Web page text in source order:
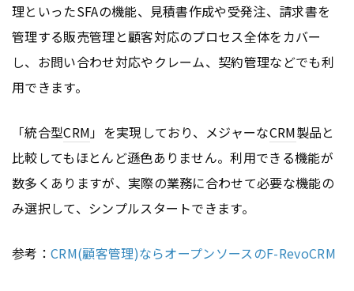
理といったSFAの機能、見積書作成や受発注、請求書を
管理する販売管理と顧客対応のプロセス全体をカバー
し、お問い合わせ対応やクレーム、契約管理などでも利
用できます。
「統合型CRM 」を実現しており、メジャーなCRM製品と
比較してもほとんど遜色ありません。利用できる機能が
数多くありますが、実際の業務に合わせて必要な機能の
み選択して、シンプルスタートできます。
参考： CRM(顧客管理)ならオープンソースのF-RevoCRM